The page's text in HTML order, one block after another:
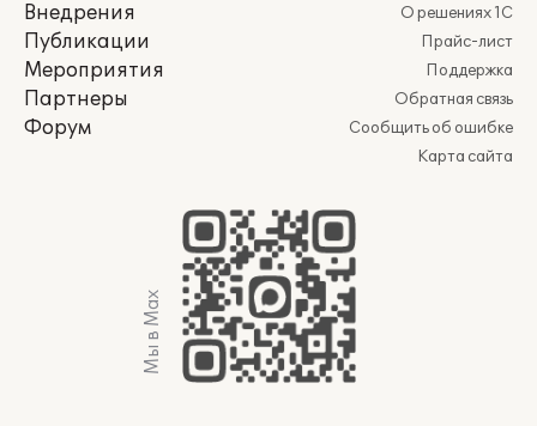
Внедрения
Публикации
Мероприятия
Партнеры
Форум
О решениях 1С
Прайс-лист
Поддержка
Обратная связь
Сообщить об ошибке
Карта сайта
Мы в Max